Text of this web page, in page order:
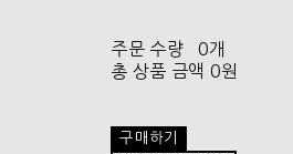
주문 수량
0개
총 상품 금액 0원
구매하기